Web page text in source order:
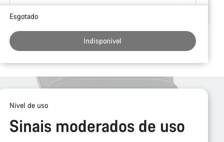
Razões
compra
Esgotado
Indisponível
Nível de uso
Sinais moderados de uso